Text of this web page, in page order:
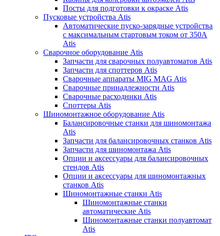
Посты для подготовки к окраске Atis
Пусковые устройства Atis
Автоматические пуско-зарядные устройства
с максимальным стартовым током от 350А
Atis
Сварочное оборудование Atis
Запчасти для сварочных полуавтоматов Atis
Запчасти для споттеров Atis
Сварочные аппараты MIG MAG Atis
Сварочные принадлежности Atis
Сварочные расходники Atis
Споттеры Atis
Шиномонтажное оборудование Atis
Балансировочные станки для шиномонтажа
Atis
Запчасти для балансировочных станков Atis
Запчасти для шиномонтажа Atis
Опции и аксессуары для балансировочных
стендов Atis
Опции и аксессуары для шиномонтажных
станков Atis
Шиномонтажные станки Atis
Шиномонтажные станки
автоматические Atis
Шиномонтажные станки полуавтомат
Atis